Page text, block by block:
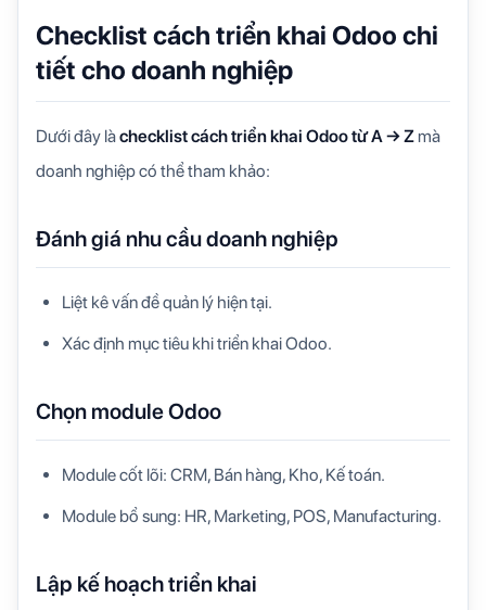
Checklist cách triển khai Odoo chi
tiết cho doanh nghiệp
Dưới đây làchecklist cách triển khai Odoo từ A → Z mà
doanh nghiệp có thể tham khảo:
Đánh giá nhu cầu doanh nghiệp
Liệt kê vấn đề quản lý hiện tại.
Xác định mục tiêu khi triển khai Odoo.
Chọn module Odoo
Module cốt lõi: CRM, Bán hàng, Kho, Kế toán.
Module bổ sung: HR, Marketing, POS, Manufacturing.
Lập kế hoạch triển khai